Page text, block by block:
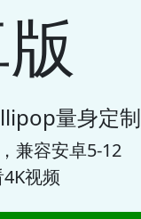
量身定制
兼容安卓5-12
视频